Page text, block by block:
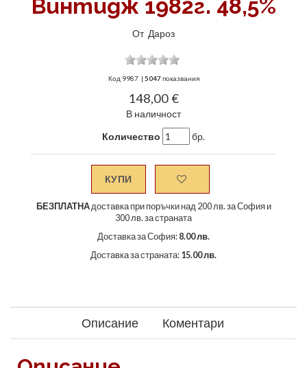
Винтидж 1982г. 48,5%
От Дароз
Код 9987 | 5047показвания
148,00 €
В наличност
Количество
бр.
КУПИ
БЕЗПЛАТНАдоставка при поръчки над 200 лв. за София и
300 лв. за страната
Доставка за София: 8.00 лв.
Доставка за страната: 15.00 лв.
Описание Коментари